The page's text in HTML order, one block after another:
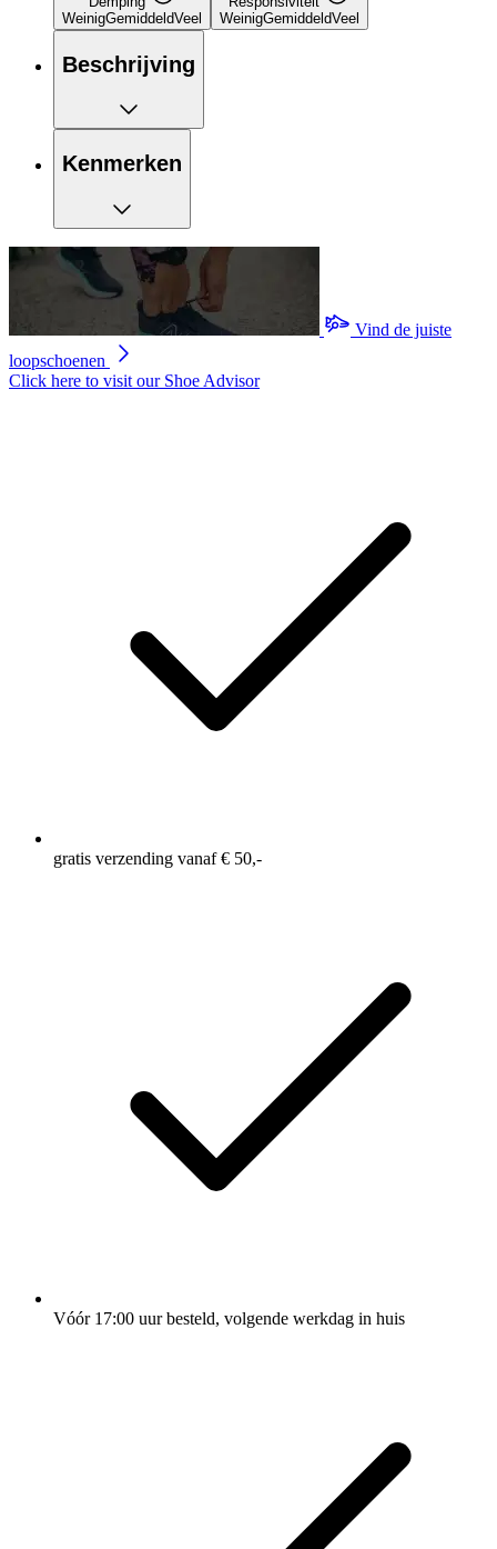
WeinigGemiddeldVeel
WeinigGemiddeldVeel
Beschrijving
Kenmerken
Vind de juiste
loopschoenen
Click here to visit our Shoe Advisor
gratis verzending vanaf € 50,-
Vóór 17:00 uur besteld, volgende werkdag in huis